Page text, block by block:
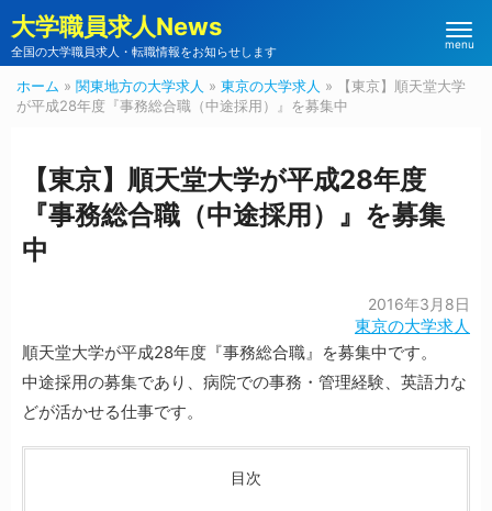
大学職員求人News
全国の大学職員求人・転職情報をお知らせします menu
ホーム » 関東地方の大学求人 » 東京の大学求人 » 【東京】順天堂大学
が平成28年度『事務総合職（中途採用）』を募集中
【東京】順天堂大学が平成28年度
『事務総合職（中途採用）』を募集
中
2016年3月8日
東京の大学求人
順天堂大学が平成28年度『事務総合職』を募集中です。
中途採用の募集であり、病院での事務・管理経験、英語力な
どが活かせる仕事です。
目次